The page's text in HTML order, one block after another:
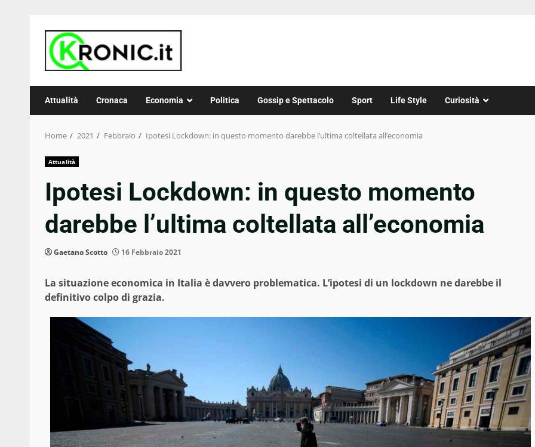
content
Attualità Cronaca Economia Politica Gossip e Spettacolo Sport Life Style Curiosità
Home 2021 Febbraio Ipotesi Lockdown: in questo momento darebbe l’ultima coltellata all’economia
Attualità
Ipotesi Lockdown: in questo momento
darebbe l’ultima coltellata all’economia
Gaetano Scotto 16 Febbraio 2021
La situazione economica in Italia è davvero problematica. L’ipotesi di un lockdown ne darebbe il
definitivo colpo di grazia.